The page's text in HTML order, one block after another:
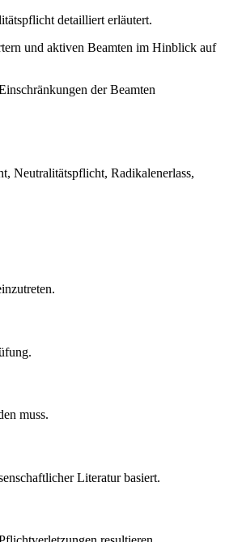
detailliert erläutert.
und aktiven Beamten im Hinblick auf
der Beamten
Neutralitätspflicht, Radikalenerlass,
muss.
Literatur basiert.